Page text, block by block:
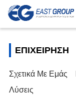
ΕΠΙΧΕΊΡΗΣΗ
Σχετικά Με Εμάς
Λύσεις